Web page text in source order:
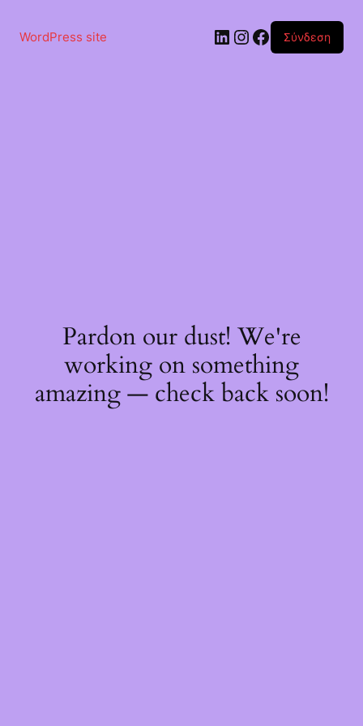
περιεχόμενο
WordPress site Linkedin
Instagram
Facebook
Σύνδεση
Pardon our dust! We're
working on something
amazing — check back soon!